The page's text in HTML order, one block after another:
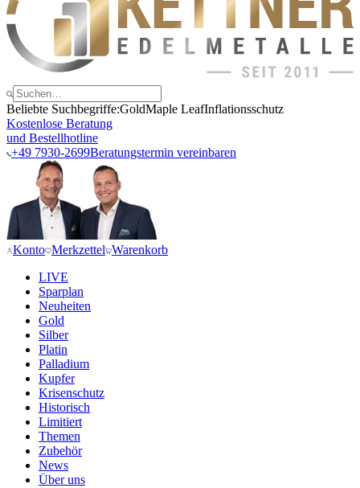
Beliebte Suchbegriffe:GoldMaple LeafInflationsschutz
Kostenlose Beratung
und Bestellhotline
+49 7930-2699Beratungstermin vereinbaren
Konto Merkzettel Warenkorb
LIVE
Sparplan
Neuheiten
Gold
Silber
Platin
Palladium
Kupfer
Krisenschutz
Historisch
Limitiert
Themen
Zubehör
News
Über uns